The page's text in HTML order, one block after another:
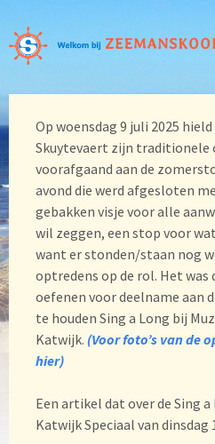
Op woensdag 9 juli 2025
Skuytevaert zijn traditionele
voorafgaand aan de
avond die werd afgesloten
gebakken visje voor alle
wil zeggen, een stop voor
want er stonden/staan nog
optredens op de rol. Het was
oefenen voor deelname aan
te houden Sing a Long bij
Katwijk. (Voor foto’s van de
hier)
Een artikel dat over de Sing a
Katwijk Speciaal van dinsdag